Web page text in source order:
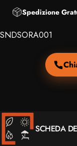
Spedizione
SNDSORA001
SCHEDA